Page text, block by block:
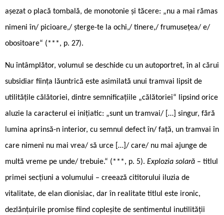
așezat o placă tombală, de monotonie și tăcere: „nu a mai rămas
nimeni în/ picioare,/ șterge-te la ochi,/ tinere,/ frumusețea/ e/
obositoare“ (***, p. 27).
Nu întâmplător, volumul se deschide cu un autoportret, în al cărui
subsidiar ființa lăuntrică este asimilată unui tramvai lipsit de
utilitățile călătoriei, dintre semnificațiile „călătoriei“ lipsind orice
aluzie la caracterul ei inițiatic: „sunt un tramvai/ […] singur, fără
lumina aprinsă-n interior, cu semnul defect în/ față, un tramvai în
care nimeni nu mai vrea/ să urce […]/ care/ nu mai ajunge de
multă vreme pe unde/ trebuie.“ (***, p. 5). Explozia solară – titlul
primei secțiuni a volumului – creează cititorului iluzia de
vitalitate, de elan dionisiac, dar în realitate titlul este ironic,
dezlănțuirile promise fiind copleșite de sentimentul inutilității